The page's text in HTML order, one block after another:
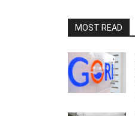
MOST READ